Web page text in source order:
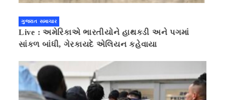
ગુજરાત સમાચાર
Live : અમેરિકાએ ભારતીયોને હાથકડી અને પગમાં
સાંકળ બાંધી, ગેરકાયદે એલિયન કહેવાયા